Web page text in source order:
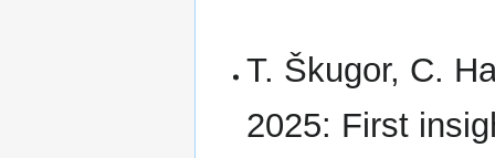
T. Škugor, C.
2025: First